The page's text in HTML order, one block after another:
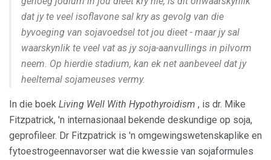
dat jy te veel isoflavone sal kry as gevolg van die
byvoeging van sojavoedsel tot jou dieet - maar jy sal
waarskynlik te veel vat as jy soja-aanvullings in pilvorm
neem. Op hierdie stadium, kan ek net aanbeveel dat jy
heeltemal sojameuses vermy.
In die boek Living Well With Hypothyroidism , is dr. Mike
Fitzpatrick, 'n internasionaal bekende deskundige op soja,
geprofileer. Dr Fitzpatrick is 'n omgewingswetenskaplike en
fytoestrogeennavorser wat die kwessie van sojaformules